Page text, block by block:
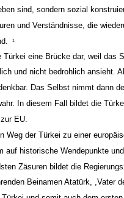
sind, sondern sozial
und Verständnisse, die
1
eine Brücke dar, weil das
und nicht bedrohlich ansieht.
Das Selbst nimmt dann
In diesem Fall bildet die
EU.
Weg der Türkei zu einer
auf historische Wendepunkte
Zäsuren bildet die
Beinamen Atatürk, ,Vater